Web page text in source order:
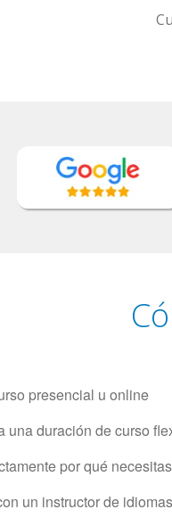
Barcelona, Groupe GM
presencial u online
una duración de curso
por qué
un instructor de